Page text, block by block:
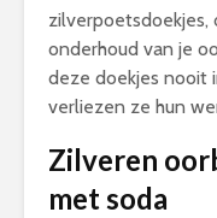
zilverpoetsdoekjes,
onderhoud van je
deze doekjes nooit
verliezen ze hun
Zilveren
met soda